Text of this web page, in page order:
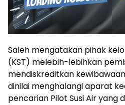
Saleh mengatakan pihak
(KST) melebih-lebihkan
mendiskreditkan
dinilai menghalangi aparat
pencarian Pilot Susi Air yang